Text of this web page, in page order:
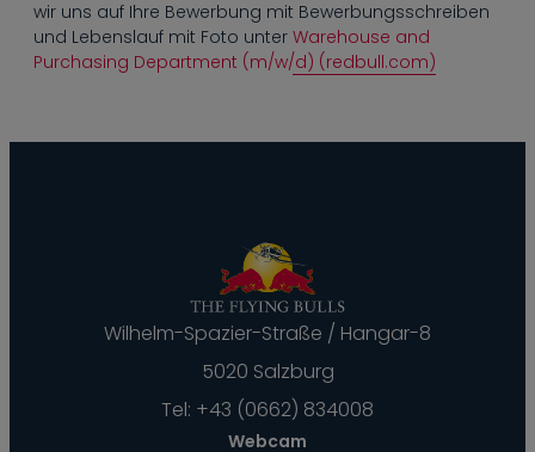
--
wir uns auf Ihre Bewerbung mit Bewerbungsschreiben
und Lebenslauf mit Foto unter Warehouse and
Purchasing Department (m/w/d) (redbull.com)
Wilhelm-Spazier-Straße / Hangar-8
5020 Salzburg
Tel: +43 (0662) 834008
Webcam